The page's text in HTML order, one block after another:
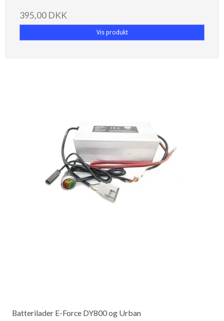
395,00 DKK
Vis produkt
Batterilader E-Force DY800 og Urban